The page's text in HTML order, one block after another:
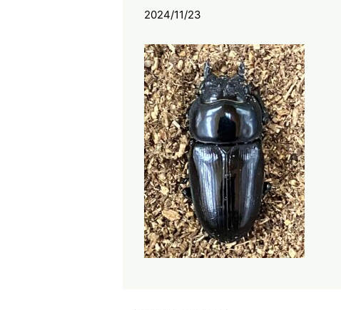
2024/11/23